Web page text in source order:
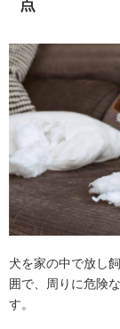
点
犬を家の中で放し
囲で、周りに危険
す。